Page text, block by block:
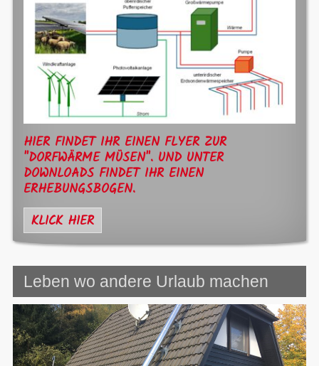
HIER FINDET IHR EINEN FLYER ZUR
"DORFWÄRME MÜSEN". UND UNTER
DOWNLOADS FINDET IHR EINEN
ERHEBUNGSBOGEN.
KLICK HIER
Leben wo andere Urlaub machen